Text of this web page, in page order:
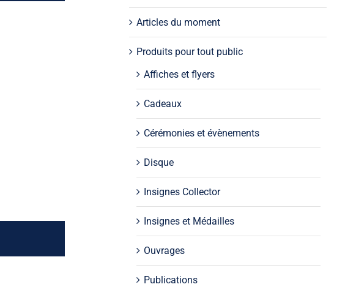
Articles du moment
Produits pour tout public
Affiches et flyers
Cadeaux
Cérémonies et évènements
Disque
Insignes Collector
Insignes et Médailles
Ouvrages
Publications